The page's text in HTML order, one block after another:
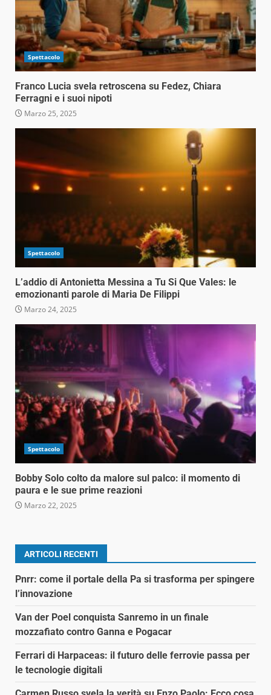
Spettacolo
Franco Lucia svela retroscena su Fedez, Chiara
Ferragni e i suoi nipoti
Marzo 25, 2025
Spettacolo
L’addio di Antonietta Messina a Tu Si Que Vales: le
emozionanti parole di Maria De Filippi
Marzo 24, 2025
Spettacolo
Bobby Solo colto da malore sul palco: il momento di
paura e le sue prime reazioni
Marzo 22, 2025
ARTICOLI RECENTI
Pnrr: come il portale della Pa si trasforma per spingere
l’innovazione
Van der Poel conquista Sanremo in un finale
mozzafiato contro Ganna e Pogacar
Ferrari di Harpaceas: il futuro delle ferrovie passa per
le tecnologie digitali